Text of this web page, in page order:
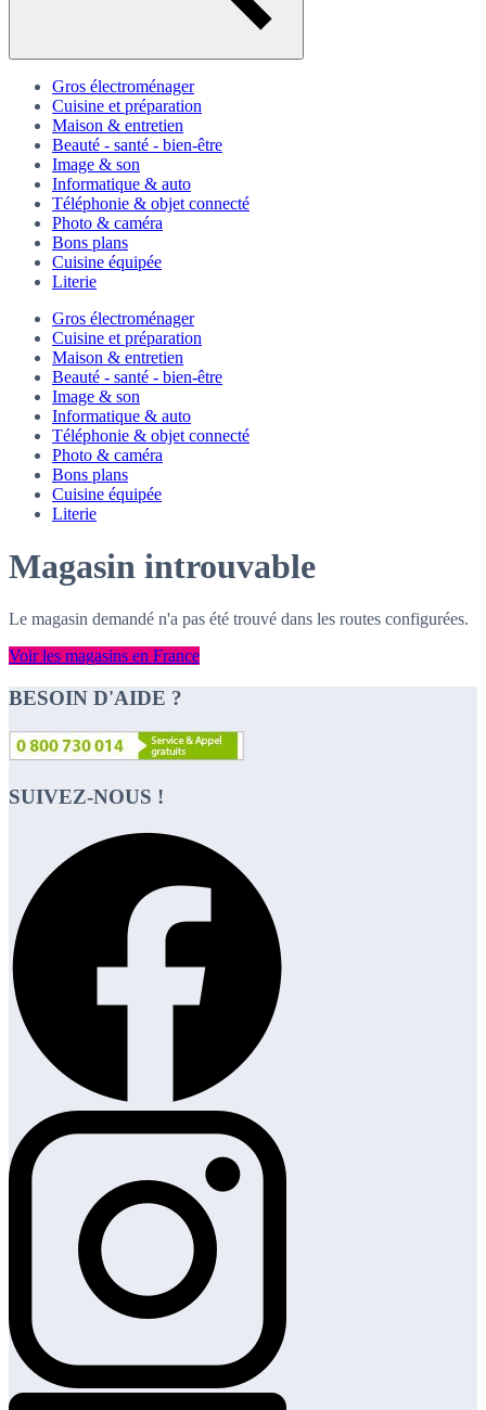
Gros électroménager
Cuisine et préparation
Maison & entretien
Beauté - santé - bien-être
Image & son
Informatique & auto
Téléphonie & objet connecté
Photo & caméra
Bons plans
Cuisine équipée
Literie
Gros électroménager
Cuisine et préparation
Maison & entretien
Beauté - santé - bien-être
Image & son
Informatique & auto
Téléphonie & objet connecté
Photo & caméra
Bons plans
Cuisine équipée
Literie
Magasin introuvable
Le magasin demandé n'a pas été trouvé dans les routes configurées.
Voir les magasins en France
BESOIN D'AIDE ?
SUIVEZ-NOUS !